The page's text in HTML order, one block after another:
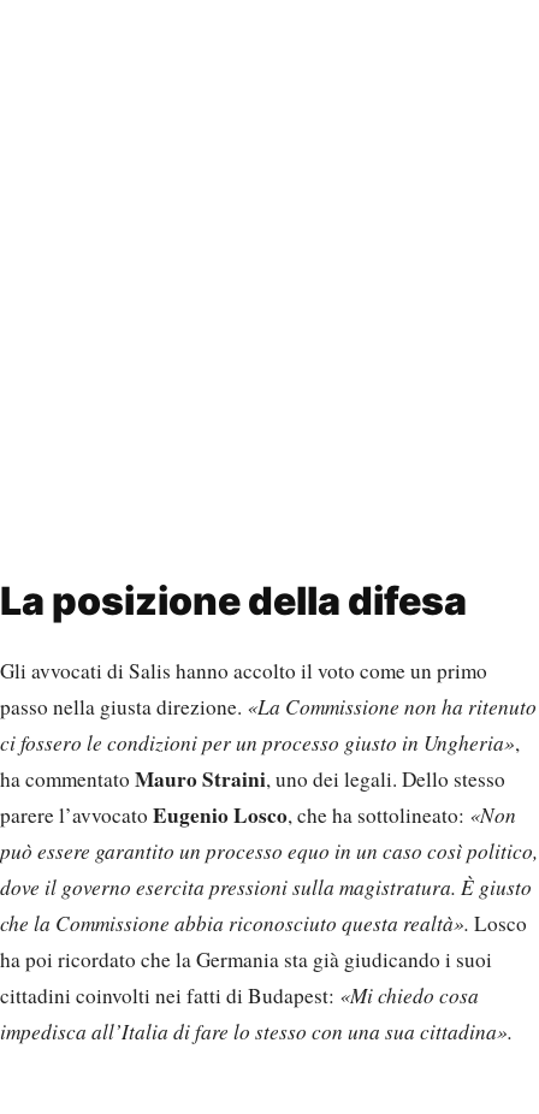
La posizione della difesa
Gli avvocati di Salis hanno accolto il voto come un primo
passo nella giusta direzione. «La Commissione non ha ritenuto
ci fossero le condizioni per un processo giusto in Ungheria»,
ha commentato Mauro Straini, uno dei legali. Dello stesso
parere l’avvocato Eugenio Losco, che ha sottolineato: «Non
può essere garantito un processo equo in un caso così politico,
dove il governo esercita pressioni sulla magistratura. È giusto
che la Commissione abbia riconosciuto questa realtà». Losco
ha poi ricordato che la Germania sta già giudicando i suoi
cittadini coinvolti nei fatti di Budapest: «Mi chiedo cosa
impedisca all’Italia di fare lo stesso con una sua cittadina».